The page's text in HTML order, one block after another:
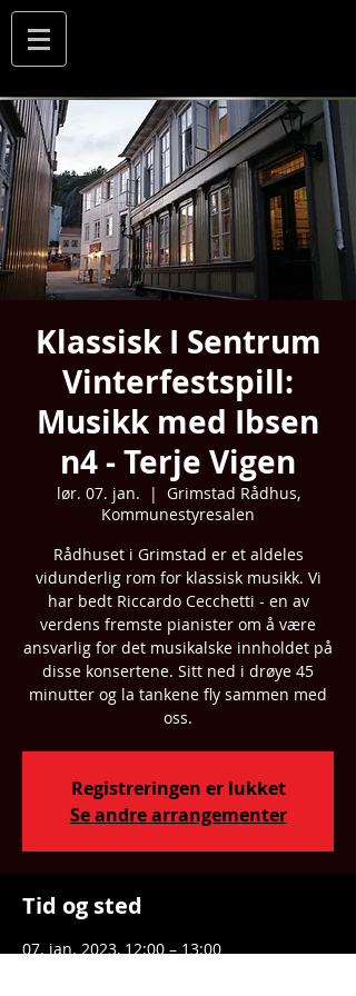
Klassisk I Sentrum
Vinterfestspill:
Musikk med Ibsen
n4 - Terje Vigen
lør. 07. jan.
  |
Grimstad Rådhus,
Kommunestyresalen
Rådhuset i Grimstad er et aldeles
vidunderlig rom for klassisk musikk. Vi
har bedt Riccardo Cecchetti - en av
verdens fremste pianister om å være
ansvarlig for det musikalske innholdet på
disse konsertene. Sitt ned i drøye 45
minutter og la tankene fly sammen med
oss.
Registreringen er lukket
Se andre arrangementer
Tid og sted
07. jan. 2023, 12:00 – 13:00